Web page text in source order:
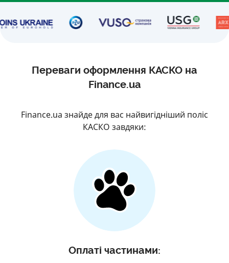
Переваги оформлення КАСКО на
Finance.ua
Finance.ua знайде для вас найвигідніший поліс
КАСКО завдяки:
Оплаті частинами: